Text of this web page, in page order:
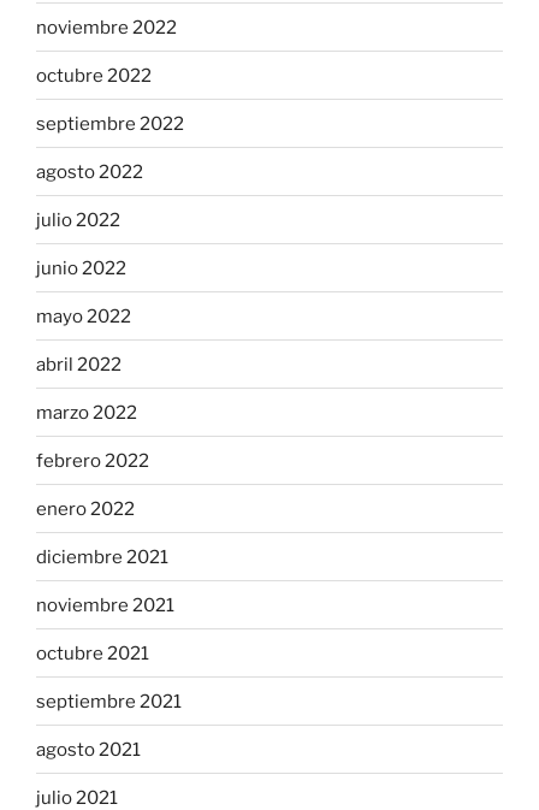
noviembre 2022
octubre 2022
septiembre 2022
agosto 2022
julio 2022
junio 2022
mayo 2022
abril 2022
marzo 2022
febrero 2022
enero 2022
diciembre 2021
noviembre 2021
octubre 2021
septiembre 2021
agosto 2021
julio 2021